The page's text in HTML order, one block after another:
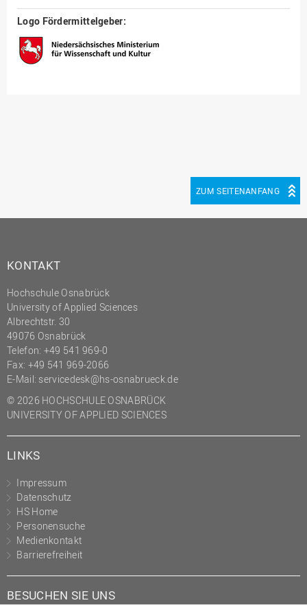
Logo Fördermittelgeber:
ZUM SEITENANFANG
KONTAKT
Hochschule Osnabrück
University of Applied Sciences
Albrechtstr. 30
49076 Osnabrück
Telefon: +49 541 969-0
Fax: +49 541 969-2066
E-Mail: servicedesk@hs-osnabrueck.de
© 2026 HOCHSCHULE OSNABRÜCK
UNIVERSITY OF APPLIED SCIENCES
LINKS
Impressum
Datenschutz
HS Home
Personensuche
Medienkontakt
Barrierefreiheit
BESUCHEN SIE UNS